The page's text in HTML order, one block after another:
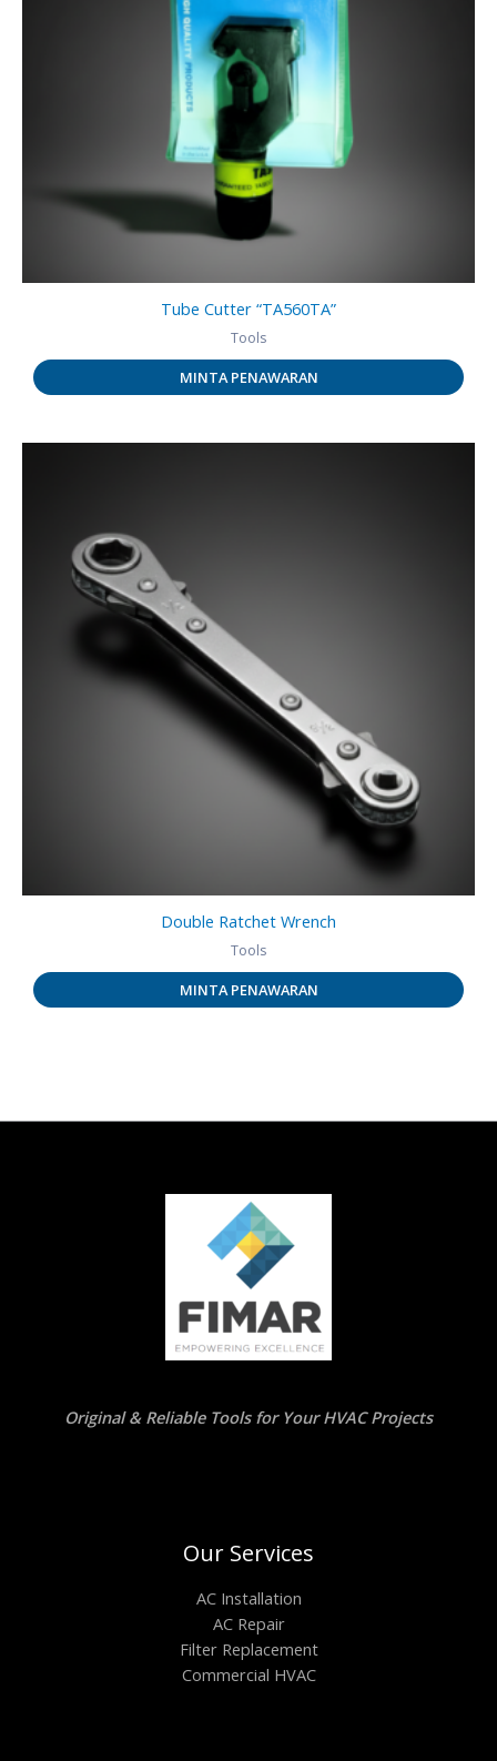
Tube Cutter “TA560TA”
Tools
MINTA PENAWARAN
Double Ratchet Wrench
Tools
MINTA PENAWARAN
Original & Reliable Tools for Your HVAC Projects
Our Services
AC Installation
AC Repair
Filter Replacement
Commercial HVAC